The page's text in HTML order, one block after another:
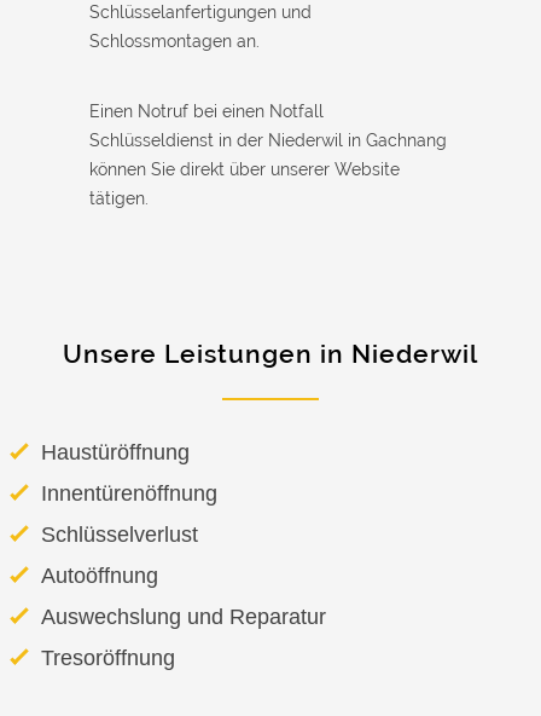
Schlüsselanfertigungen und
Schlossmontagen an.
Einen Notruf bei einen Notfall
Schlüsseldienst in der Niederwil in Gachnang
können Sie direkt über unserer Website
tätigen.
Unsere Leistungen in Niederwil
Haustüröffnung
Innentürenöffnung
Schlüsselverlust
Autoöffnung
Auswechslung und Reparatur
Tresoröffnung